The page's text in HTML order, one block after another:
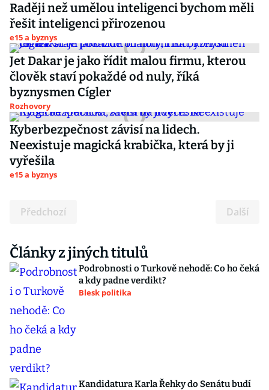
Raději než umělou inteligenci bychom měli
řešit inteligenci přirozenou
e15 a byznys
Jet Dakar je jako řídit malou firmu, kterou
člověk staví pokaždé od nuly, říká
byznysmen Cígler
Rozhovory
Kyberbezpečnost závisí na lidech.
Neexistuje magická krabička, která by ji
vyřešila
e15 a byznys
Předchozí Další
Články z jiných titulů
Podrobnosti o Turkově nehodě: Co ho čeká
a kdy padne verdikt?
Blesk politika
Kandidatura Karla Řehky do Senátu budí